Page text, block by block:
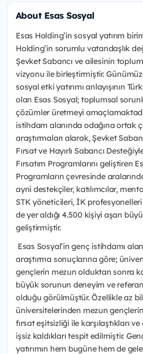
About Esas Sosyal
Esas Holding’in sosyal yatırım
Holding’in sorumlu vatandaşlık
Şevket Sabancı ve ailesinin
vizyonu ile birleştirmiştir.
sosyal etki yatırımı anlayışının
olan Esas Sosyal; toplumsal
çözümler üretmeyi
istihdam alanında odağına ortak
araştırmaları alarak, Şevket
Fırsat ve Hayırlı Sabancı
Fırsatım Programlarını geliştiren
Programların çevresinde
ayni destekçiler, katılımcılar,
STK yöneticileri, İK
de yer aldığı 4.500 kişiyi aşan
geliştirmiştir.
Esas Sosyal’in genç istihdamı
araştırma sonuçlarına göre;
gençlerin mezun olduktan sonra
büyük sorunun deneyim ve
olduğu görülmüştür. Özellikle az
üniversitelerinden mezun
fırsat eşitsizliği ile karşılaştıkları
işsiz kaldıkları tespit edilmiştir.
yatırımın hem bugüne hem de